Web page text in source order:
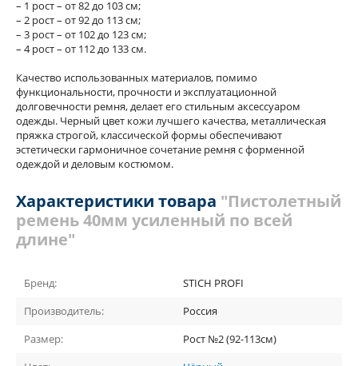
– 1 рост – от 82 до 103 см;
– 2 рост – от 92 до 113 см;
– 3 рост – от 102 до 123 см;
– 4 рост – от 112 до 133 см.
Качество использованных материалов, помимо
функциональности, прочности и эксплуатационной
долговечности ремня, делает его стильным аксессуаром
одежды. Черный цвет кожи лучшего качества, металлическая
пряжка строгой, классической формы обеспечивают
эстетически гармоничное сочетание ремня с форменной
одеждой и деловым костюмом.
Характеристики товара "Пистолетный
ремень 40мм усиленный по всей
длине"
Бренд:
STICH PROFI
Производитель:
Россия
Размер:
Рост №2 (92-113см)